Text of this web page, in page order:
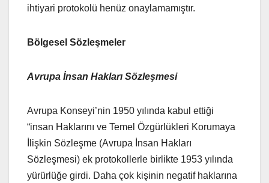
ihtiyari protokolü henüz onaylamamıştır.
Bölgesel Sözleşmeler
Avrupa İnsan Hakları Sözleşmesi
Avrupa Konseyi’nin 1950 yılında kabul ettiği
“insan Haklarını ve Temel Özgürlükleri Korumaya
İlişkin Sözleşme (Avrupa İnsan Hakları
Sözleşmesi) ek protokollerle birlikte 1953 yılında
yürürlüğe girdi. Daha çok kişinin negatif haklarına